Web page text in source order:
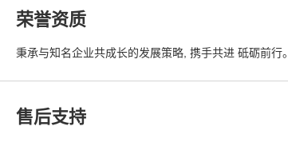
荣誉资质
秉承与知名企业共成长的发展策略, 携手共进 砥砺前行。
售后支持